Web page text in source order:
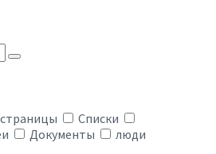
страницы
Списки
Документы
люди